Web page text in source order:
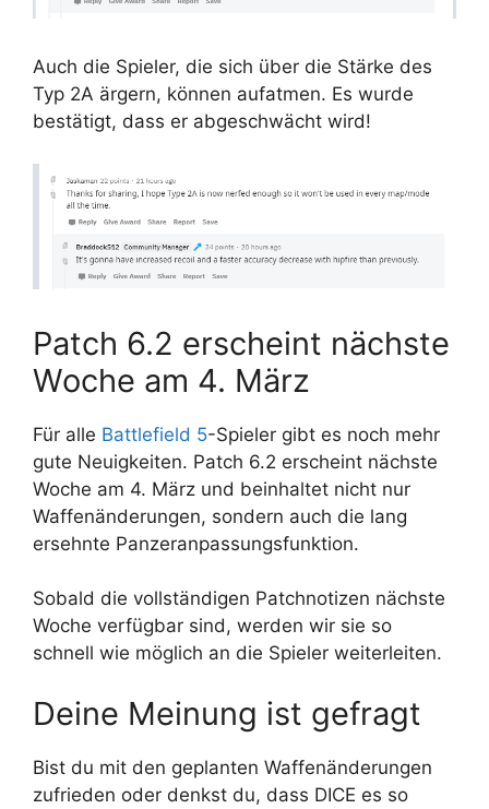
Auch die Spieler, die sich über die Stärke des
Typ 2A ärgern, können aufatmen. Es wurde
bestätigt, dass er abgeschwächt wird!
Patch 6.2 erscheint nächste
Woche am 4. März
Für alle Battlefield 5-Spieler gibt es noch mehr
gute Neuigkeiten. Patch 6.2 erscheint nächste
Woche am 4. März und beinhaltet nicht nur
Waffenänderungen, sondern auch die lang
ersehnte Panzeranpassungsfunktion.
Sobald die vollständigen Patchnotizen nächste
Woche verfügbar sind, werden wir sie so
schnell wie möglich an die Spieler weiterleiten.
Deine Meinung ist gefragt
Bist du mit den geplanten Waffenänderungen
zufrieden oder denkst du, dass DICE es so